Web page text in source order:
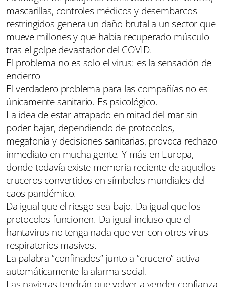
mascarillas, controles médicos y desembarcos
restringidos genera un daño brutal a un sector que
mueve millones y que había recuperado músculo
tras el golpe devastador del COVID.
El problema no es solo el virus: es la sensación de
encierro
El verdadero problema para las compañías no es
únicamente sanitario. Es psicológico.
La idea de estar atrapado en mitad del mar sin
poder bajar, dependiendo de protocolos,
megafonía y decisiones sanitarias, provoca rechazo
inmediato en mucha gente. Y más en Europa,
donde todavía existe memoria reciente de aquellos
cruceros convertidos en símbolos mundiales del
caos pandémico.
Da igual que el riesgo sea bajo. Da igual que los
protocolos funcionen. Da igual incluso que el
hantavirus no tenga nada que ver con otros virus
respiratorios masivos.
La palabra “confinados” junto a “crucero” activa
automáticamente la alarma social.
Las navieras tendrán que volver a vender confianza